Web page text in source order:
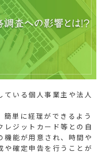
いる個人事業主や法人
単に経理ができるよう
レジットカード等との自
機能が用意され、時間や
や確定申告を行うことが